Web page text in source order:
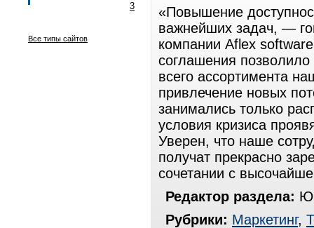
3
Все типы сайтов
«Повышение
важнейших задач, —
компании Aflex
соглашения
всего ассортимента
привлечение новых
занимались только
условия кризиса
Уверен, что наше
получат прекрасно
сочетании с
Редактор раздела:
Рубрики: Маркетинг,